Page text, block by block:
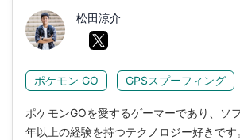
松田涼介
ポケモン GO GPSスプーフィング
ポケモンGOを愛するゲーマーであり、ソ
年以上の経験を持つテクノロジー好きで